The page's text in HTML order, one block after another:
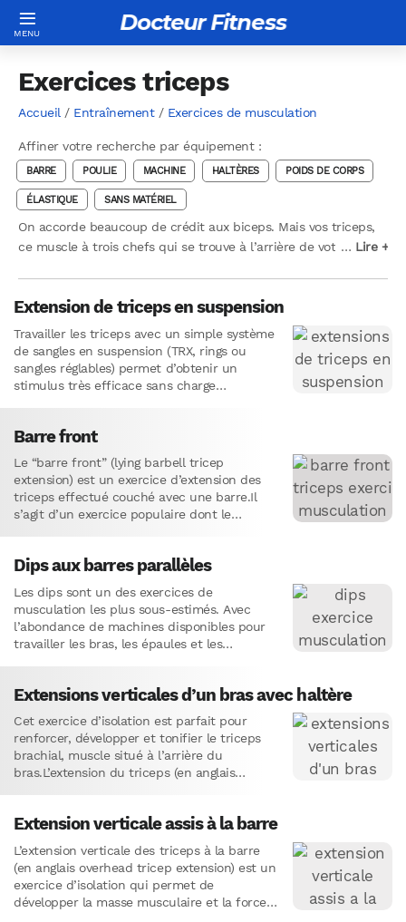
Docteur Fitness
Exercices triceps
Accueil / Entraînement/ Exercices de musculation
Affiner votre recherche par équipement :
BARRE POULIE MACHINE HALTÈRES POIDS DE CORPS
ÉLASTIQUE SANS MATÉRIEL
On accorde beaucoup de crédit aux biceps. Mais vos triceps,
ce muscle à trois chefs qui se trouve à l’arrière de votre bras,
bras. Et ce n’est pas tout. Chaque fois que vous faites un
développé couché, un développé couché ou des dips, c’est
votre triceps qui vous aide à mobiliser la charge. Lorsque les
powerlifters ne parviennent pas à verrouiller un développé
couché lourd, ils se consacrent aux triceps. Nous vous
les triceps
volumineux et forts.
… Lire +
… Lire +
Extension de triceps en suspension
Travailler les triceps avec un simple système
de sangles en suspension (TRX, rings ou
sangles réglables) permet d’obtenir un
stimulus très efficace sans charge
Barre front
Le “barre front” (lying barbell tricep
extension) est un exercice d’extension des
triceps effectué couché avec une barre.Il
s’agit d’un exercice populaire dont le
Dips aux barres parallèles
Les dips sont un des exercices de
musculation les plus sous-estimés. Avec
l’abondance de machines disponibles pour
travailler les bras, les épaules et les
Extensions verticales d’un bras avec haltère
Cet exercice d’isolation est parfait pour
renforcer, développer et tonifier le triceps
brachial, muscle situé à l’arrière du
bras.L’extension du triceps (en anglais
Extension verticale assis à la barre
L’extension verticale des triceps à la barre
(en anglais overhead tricep extension) est un
exercice d’isolation qui permet de
développer la masse musculaire et la force